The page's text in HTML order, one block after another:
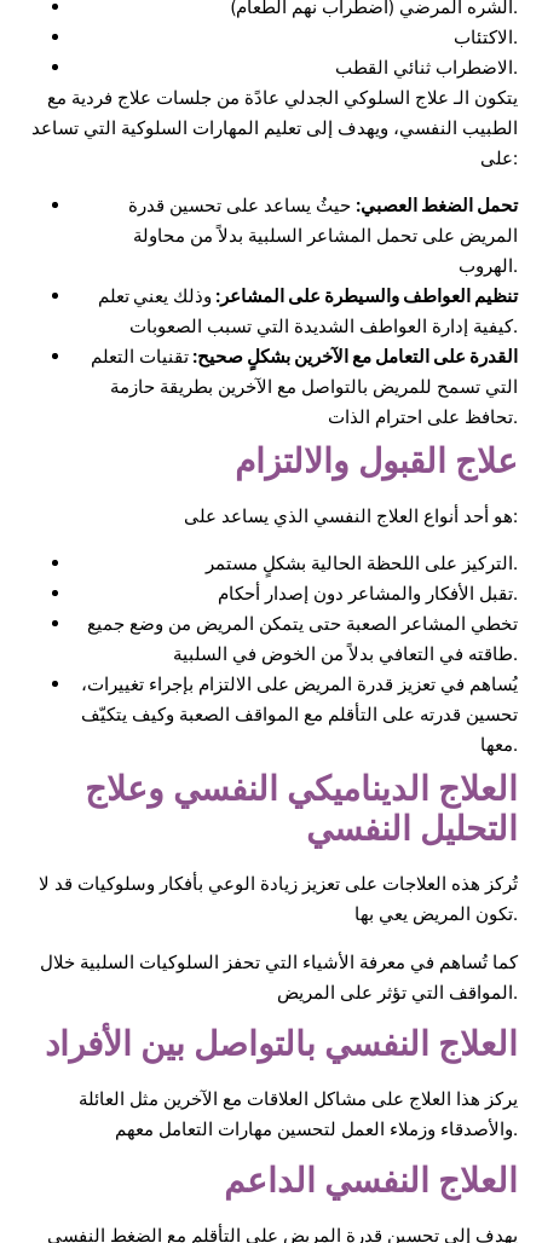
الشره المرضي (اضطراب نهم الطعام).
الاكتئاب.
الاضطراب ثنائي القطب.
يتكون الـ علاج السلوكي الجدلي عادًة من جلسات علاج فردية مع
الطبيب النفسي، ويهدف إلى تعليم المهارات السلوكية التي تساعد
على:
تحمل الضغط العصبي: حيثُ يساعد على تحسين قدرة
المريض على تحمل المشاعر السلبية بدلاً من محاولة
الهروب.
تنظيم العواطف والسيطرة على المشاعر: وذلك يعني تعلم
كيفية إدارة العواطف الشديدة التي تسبب الصعوبات.
القدرة على التعامل مع الآخرين بشكلٍ صحيح: تقنيات التعلم
التي تسمح للمريض بالتواصل مع الآخرين بطريقة حازمة
تحافظ على احترام الذات.
علاج القبول والالتزام
هو أحد أنواع العلاج النفسي الذي يساعد على:
التركيز على اللحظة الحالية بشكلٍ مستمر.
تقبل الأفكار والمشاعر دون إصدار أحكام.
تخطي المشاعر الصعبة حتى يتمكن المريض من وضع جميع
طاقته في التعافي بدلاً من الخوض في السلبية.
يُساهم في تعزيز قدرة المريض على الالتزام بإجراء تغييرات،
تحسين قدرته على التأقلم مع المواقف الصعبة وكيف يتكيّف
معها.
العلاج الديناميكي النفسي وعلاج
التحليل النفسي
تُركز هذه العلاجات على تعزيز زيادة الوعي بأفكار وسلوكيات قد لا
تكون المريض يعي بها.
المواقف التي تؤثر على المريض.
العلاج النفسي بالتواصل بين الأفراد
يركز هذا العلاج على مشاكل العلاقات مع الآخرين مثل العائلة
والأصدقاء وزملاء العمل لتحسين مهارات التعامل معهم.
العلاج النفسي الداعم